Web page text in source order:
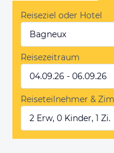
Reiseziel oder Hotel
Bagneux
Reisezeitraum
04.09.26 - 06.09.26
Reiseteilnehmer &
2 Erw, 0 Kinder, 1 Zi.